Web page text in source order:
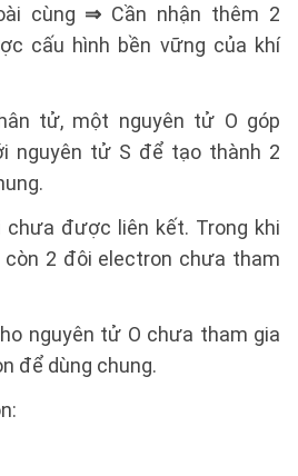
cùng ⇒ Cần nhận thêm 2
cấu hình bền vững của khí
tử, một nguyên tử O góp
nguyên tử S để tạo thành 2
chưa được liên kết. Trong khi
2 đôi electron chưa tham
nguyên tử O chưa tham gia
để dùng chung.